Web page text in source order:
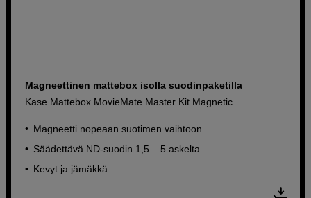
Magneettinen mattebox isolla suodinpaketilla
Kase Mattebox MovieMate Master Kit Magnetic
Magneetti nopeaan suotimen vaihtoon
Säädettävä ND-suodin 1,5 – 5 askelta
Kevyt ja jämäkkä